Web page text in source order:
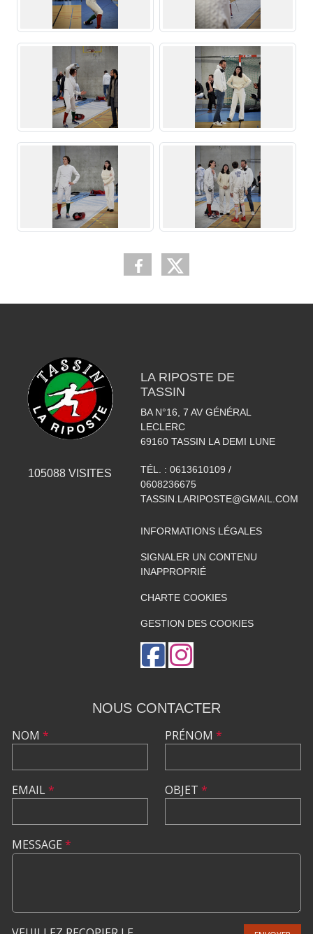
105088 VISITES
LA RIPOSTE DE
TASSIN
BA N°16, 7 AV GÉNÉRAL
LECLERC
69160 TASSIN LA DEMI LUNE
TÉL. : 0613610109 /
0608236675
TASSIN.LARIPOSTE@GMAIL.COM
INFORMATIONS LÉGALES
SIGNALER UN CONTENU
INAPPROPRIÉ
CHARTE COOKIES
GESTION DES COOKIES
NOUS CONTACTER
NOM *
EMAIL*
PRÉNOM *
OBJET *
MESSAGE *